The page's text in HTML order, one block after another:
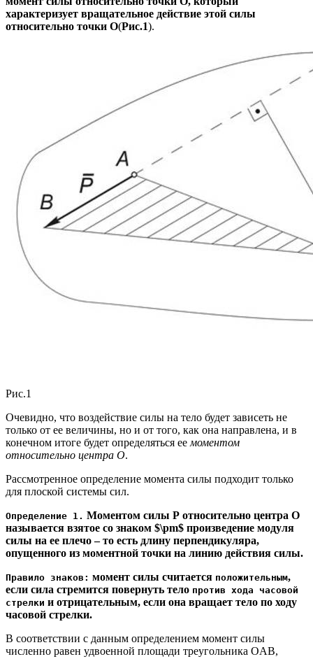
характеризует вращательное действие этой силы
относительно точки О(Рис.1).
Рис.1
Очевидно, что воздействие силы на тело будет зависеть не
только от ее величины, но и от того, как она направлена, и в
конечном итоге будет определяться ее моментом
относительно центра О.
Рассмотренное определение момента силы подходит только
для плоской системы сил.
Определение 1. Моментом силы Р относительно центра О
называется взятое со знаком $\pm$ произведение модуля
силы на ее плечо – то есть длину перпендикуляра,
опущенного из моментной точки на линию действия силы.
Правило знаков: момент силы считается положительным,
если сила стремится повернуть тело против хода часовой
стрелки и отрицательным, если она вращает тело по ходу
часовой стрелки.
В соответствии с данным определением момент силы
численно равен удвоенной площади треугольника OAB,